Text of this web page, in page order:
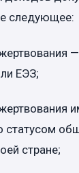
следующее:
ЕЭЗ;
статусом
стране;